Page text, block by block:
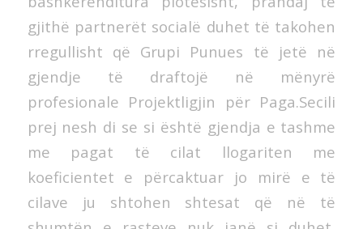
gjithë partnerët socialë duhet të takohen
rregullisht që Grupi Punues të jetë në
gjendje të draftojë në mënyrë
profesionale Projektligjin për Paga.Secili
prej nesh di se si është gjendja e tashme
me pagat të cilat llogariten me
koeficientet e përcaktuar jo mirë e të
cilave ju shtohen shtesat që në të